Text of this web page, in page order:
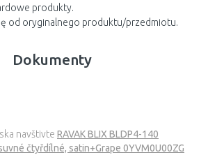
produkty.
od oryginalnego produktu/przedmiotu.
Dokumenty
navštivte RAVAK BLIX BLDP4-140
čtyřdílné, satin+Grape 0YVM0U00ZG